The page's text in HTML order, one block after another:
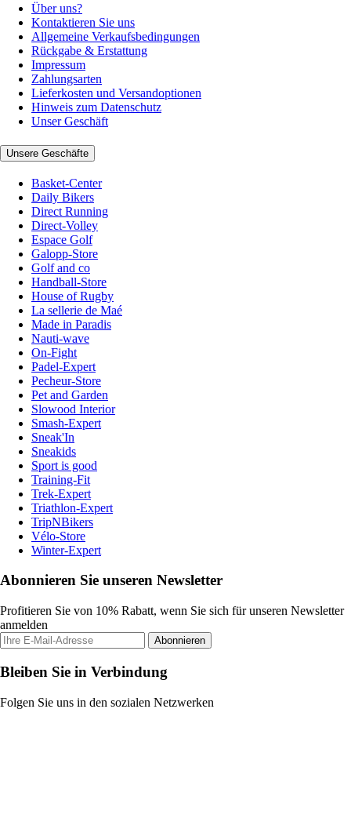
Über uns?
Kontaktieren Sie uns
Allgemeine Verkaufsbedingungen
Rückgabe & Erstattung
Impressum
Zahlungsarten
Lieferkosten und Versandoptionen
Hinweis zum Datenschutz
Unser Geschäft
Unsere Geschäfte
Basket-Center
Daily Bikers
Direct Running
Direct-Volley
Espace Golf
Galopp-Store
Golf and co
Handball-Store
House of Rugby
La sellerie de Maé
Made in Paradis
Nauti-wave
On-Fight
Padel-Expert
Pecheur-Store
Pet and Garden
Slowood Interior
Smash-Expert
Sneak'In
Sneakids
Sport is good
Training-Fit
Trek-Expert
Triathlon-Expert
TripNBikers
Vélo-Store
Winter-Expert
Abonnieren Sie unseren Newsletter
Profitieren Sie von 10% Rabatt, wenn Sie sich für unseren Newsletter
anmelden
Abonnieren
Bleiben Sie in Verbindung
Folgen Sie uns in den sozialen Netzwerken